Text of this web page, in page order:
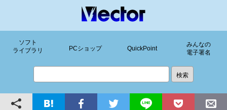
ソフト
ライブラリ
PCショップ QuickPoint
みんなの
電子署名